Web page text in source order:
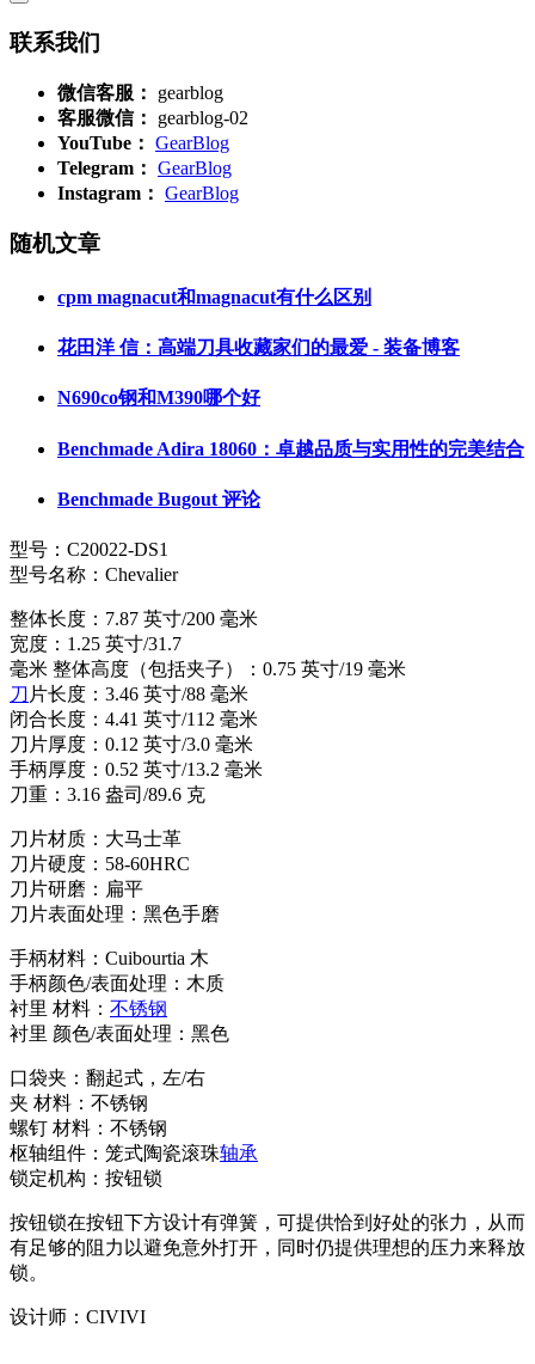
联系我们
微信客服：
gearblog
客服微信：
gearblog-02
YouTube： GearBlog
Telegram： GearBlog
Instagram： GearBlog
随机文章
cpm magnacut和magnacut有什么区别
花田洋 信：高端刀具收藏家们的最爱 - 装备博客
N690co钢和M390哪个好
Benchmade Adira 18060：卓越品质与实用性的完美结合
Benchmade Bugout 评论
型号：C20022-DS1
型号名称：Chevalier
整体长度：7.87 英寸/200 毫米
宽度：1.25 英寸/31.7
毫米 整体高度（包括夹子）：0.75 英寸/19 毫米
刀 片长度：3.46 英寸/88 毫米
闭合长度：4.41 英寸/112 毫米
刀片厚度：0.12 英寸/3.0 毫米
手柄厚度：0.52 英寸/13.2 毫米
刀重：3.16 盎司/89.6 克
刀片材质：大马士革
刀片硬度：58-60HRC
刀片研磨：扁平
刀片表面处理：黑色手磨
手柄材料：Cuibourtia 木
手柄颜色/表面处理：木质
衬里 材料： 不锈钢
衬里 颜色/表面处理：黑色
口袋夹：翻起式，左/右
夹 材料：不锈钢
螺钉 材料：不锈钢
枢轴组件：笼式陶瓷滚珠轴承
锁定机构：按钮锁
按钮锁在按钮下方设计有弹簧，可提供恰到好处的张力，从而
有足够的阻力以避免意外打开，同时仍提供理想的压力来释放
锁。
设计师：CIVIVI